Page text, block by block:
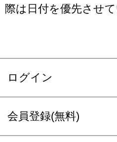
際は日付を優先させ
ログイン
会員登録(無料)